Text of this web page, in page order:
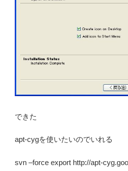
できた
apt-cygを使いたいのでいれる
svn –force export http://apt-